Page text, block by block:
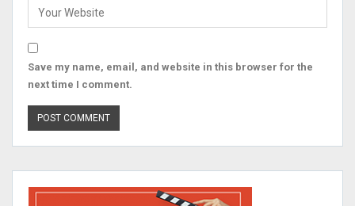
Save my name, email, and website in this browser for the
next time I comment.